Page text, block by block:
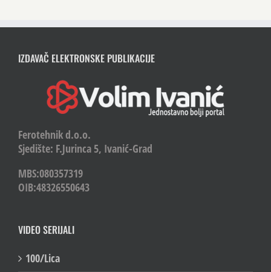
IZDAVAČ ELEKTRONSKE PUBLIKACIJE
Ferotehnik d.o.o.
Sjedište: F.Jurinca 5, Ivanić-Grad
MBS:080357319
OIB:48326550643
VIDEO SERIJALI
100/Lica